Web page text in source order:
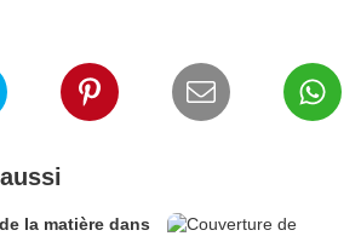
la matière dans